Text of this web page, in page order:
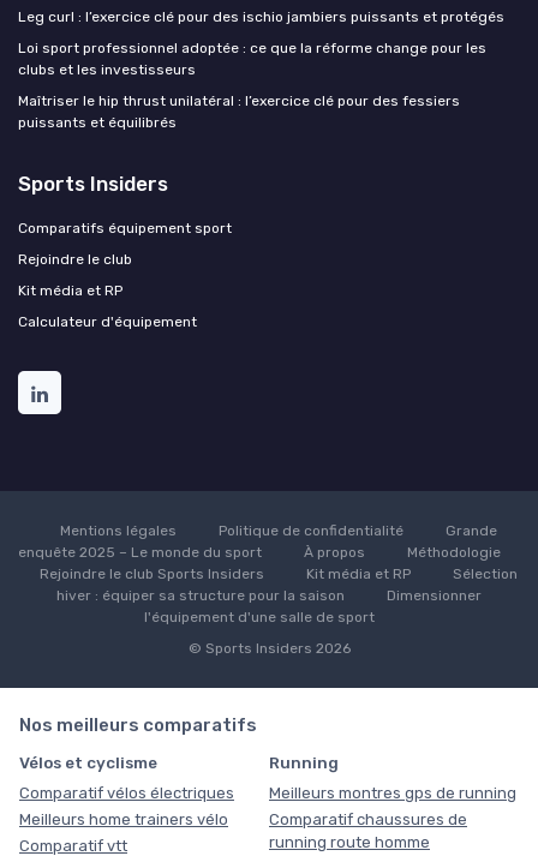
Leg curl : l’exercice clé pour des ischio jambiers puissants et protégés
Loi sport professionnel adoptée : ce que la réforme change pour les
clubs et les investisseurs
Maîtriser le hip thrust unilatéral : l’exercice clé pour des fessiers
puissants et équilibrés
Sports Insiders
Comparatifs équipement sport
Rejoindre le club
Kit média et RP
Calculateur d'équipement
Mentions légales Politique de confidentialité
Grande
enquête 2025 – Le monde du sport
À propos
Méthodologie
Rejoindre le club Sports Insiders
Kit média et RP
Sélection
hiver : équiper sa structure pour la saison
Dimensionner
l'équipement d'une salle de sport
© Sports Insiders 2026
Nos meilleurs comparatifs
Vélos et cyclisme
Comparatif vélos électriques
Meilleurs home trainers vélo
Comparatif vtt
Running
Meilleurs montres gps de running
Comparatif chaussures de
running route homme